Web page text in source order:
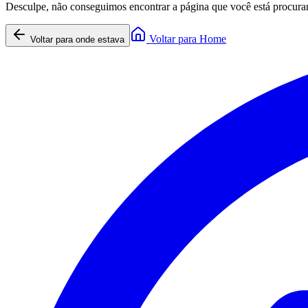
Desculpe, não conseguimos encontrar a página que você está
Voltar para onde estava Voltar para Home